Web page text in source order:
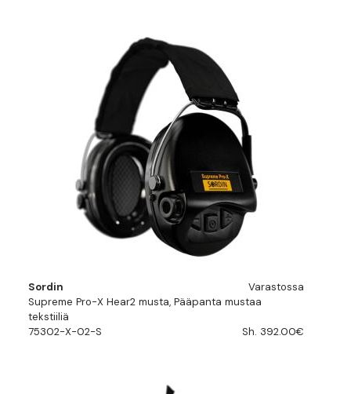
Sordin
Varastossa
Supreme Pro-X Hear2 musta, Pääpanta mustaa
tekstiiliä
75302-X-02-S
Sh. 392.00€